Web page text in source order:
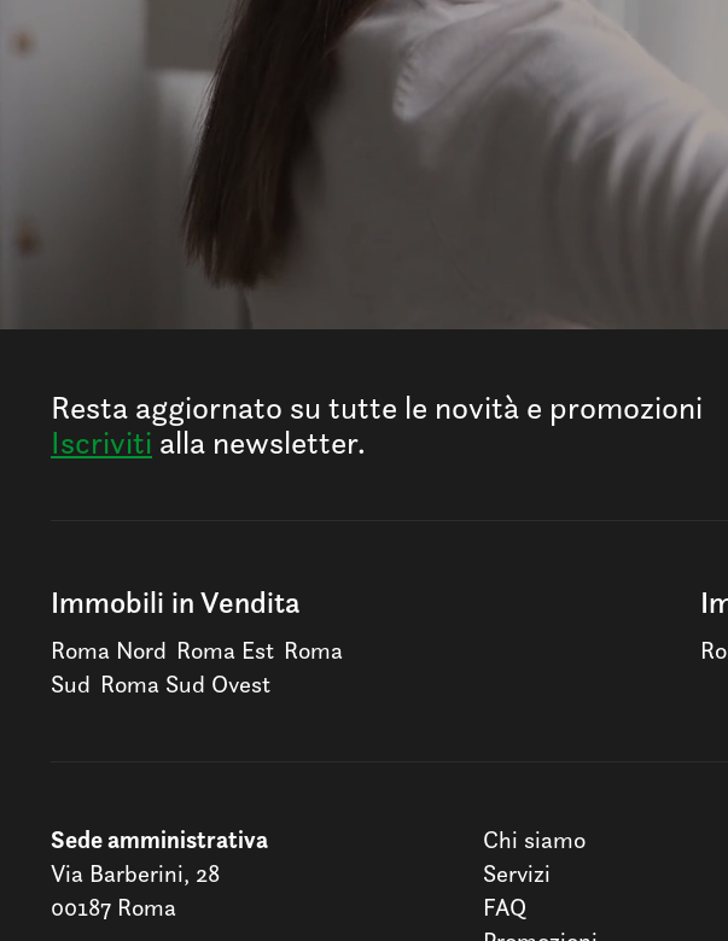
Resta aggiornato su tutte le novità e promozioni
Iscriviti alla newsletter.
Immobili in Vendita
Roma Nord Roma Est Roma
Sud Roma Sud Ovest
Sede amministrativa
Via Barberini, 28
00187 Roma
Chi siamo
Servizi
FAQ